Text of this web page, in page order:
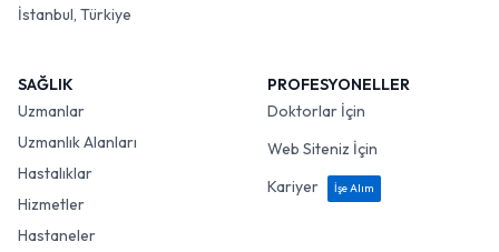
İstanbul, Türkiye
SAĞLIK
Uzmanlar
Uzmanlık Alanları
Hastalıklar
Hizmetler
Hastaneler
PROFESYONELLER
Doktorlar İçin
Web Siteniz İçin
Kariyer
İşe Alım